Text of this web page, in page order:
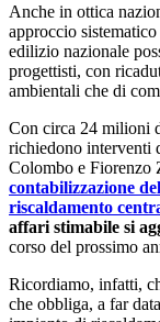
Anche in ottica
approccio
edilizio nazionale
progettisti, con
ambientali che di
Con circa 24 milioni
richiedono interventi
Colombo e Fiorenzo
contabilizzazione
riscaldamento
affari stimabile si
corso del prossimo
Ricordiamo, infatti,
che obbliga, a far